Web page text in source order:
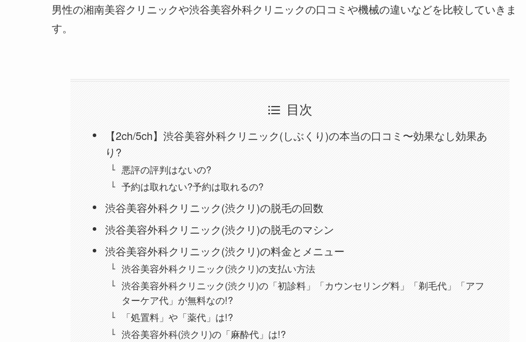
男性の湘南美容クリニックや渋谷美容外科クリニックの口コミや機械の違いなどを比較していきま
す。
目次
【2ch/5ch】渋谷美容外科クリニック(しぶくり)の本当の口コミ〜効果なし効果あ
り?
悪評の評判はないの?
予約は取れない?予約は取れるの?
渋谷美容外科クリニック(渋クリ)の脱毛の回数
渋谷美容外科クリニック(渋クリ)の脱毛のマシン
渋谷美容外科クリニック(渋クリ)の料金とメニュー
渋谷美容外科クリニック(渋クリ)の支払い方法
渋谷美容外科クリニック(渋クリ)の「初診料」「カウンセリング料」「剃毛代」「アフ
ターケア代」が無料なの!?
「処置料」や「薬代」は!?
渋谷美容外科(渋クリ)の「麻酔代」は!?